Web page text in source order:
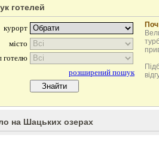
готелей
на Шацьких озерах